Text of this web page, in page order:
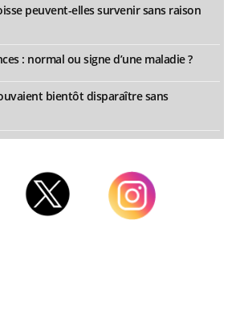
peuvent-elles survenir sans raison
: normal ou signe d’une maladie ?
bientôt disparaître sans